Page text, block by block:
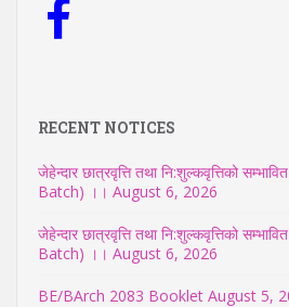
RECENT NOTICES
जेहेन्दार छात्रवृत्ति तथा नि:शुल्कवृत्तिको
Batch) ।। August 6, 2026
जेहेन्दार छात्रवृत्ति तथा नि:शुल्कवृत्तिको
Batch) ।। August 6, 2026
BE/BArch 2083 Booklet August 5,